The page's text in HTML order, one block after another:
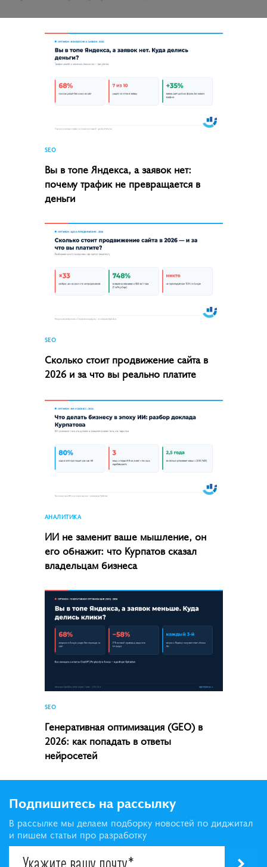
SEO
Вы в топе Яндекса, а заявок нет:
почему трафик не превращается в
деньги
SEO
Сколько стоит продвижение сайта в
2026 и за что вы реально платите
АНАЛИТИКА
ИИ не заменит ваше мышление, он
его обнажит: что Курпатов сказал
владельцам бизнеса
SEO
Генеративная оптимизация (GEO) в
2026: как попадать в ответы
нейросетей
Подпишитесь на рассылку
В рассылке мы делаем подборку новостей по диджитал
и пишем статьи про разработку